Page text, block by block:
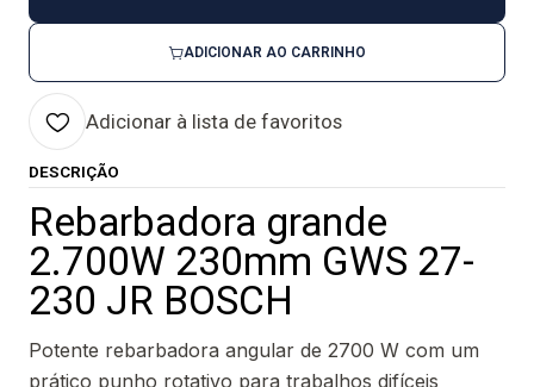
ADICIONAR AO CARRINHO
Adicionar à lista de favoritos
DESCRIÇÃO
Rebarbadora grande
2.700W 230mm GWS 27-
230 JR BOSCH
Potente rebarbadora angular de 2700 W com um
prático punho rotativo para trabalhos difíceis